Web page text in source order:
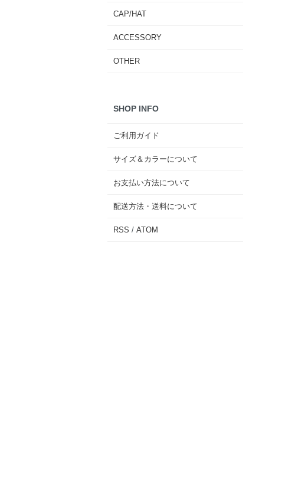
CAP/HAT
ACCESSORY
OTHER
SHOP INFO
ご利用ガイド
サイズ＆カラーについて
お支払い方法について
配送方法・送料について
RSS / ATOM